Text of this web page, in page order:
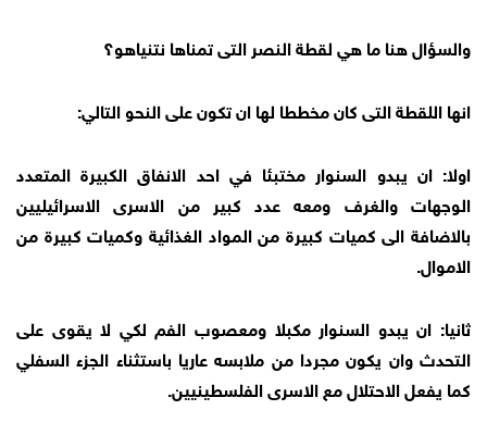
والسؤال هنا ما هي لقطة النصر التى تمناها نتنياهو؟
انها اللقطة التى كان مخططا لها ان تكون على النحو التالي:
اولا: ان يبدو السنوار مختبئا في احد الانفاق الكبيرة المتعدد
الوجهات والغرف ومعه عدد كبير من الاسرى الاسرائيليين
بالاضافة الى كميات كبيرة من المواد الغذائية وكميات كبيرة من
الاموال.
ثانيا: ان يبدو السنوار مكبلا ومعصوب الفم لكي لا يقوى على
التحدث وان يكون مجردا من ملابسه عاريا باستثناء الجزء السفلي
كما يفعل الاحتلال مع الاسرى الفلسطينيين.